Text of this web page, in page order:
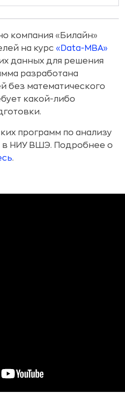
компания «Билайн»
на курс «Data-MBA»
данных для решения
разработана
без математического
какой-либо
программ по анализу
в НИУ ВШЭ. Подробнее о
.